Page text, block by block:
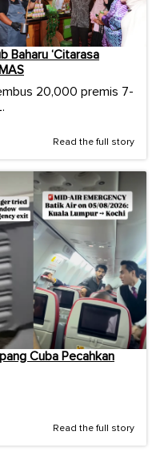
Baharu ‘Citarasa
20,000 premis 7-
Read the full story
Cuba Pecahkan
Read the full story